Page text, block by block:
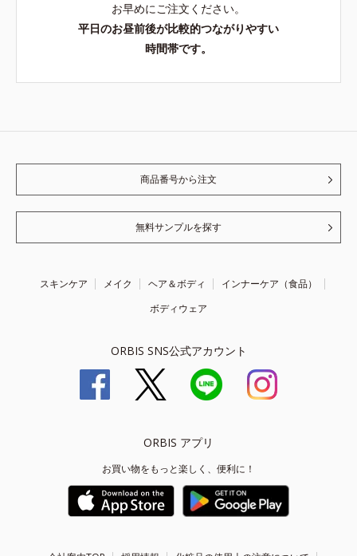
お早めにご注文ください。
平日のお昼前後が比較的つながりやすい
時間帯です。
商品番号から注文
無料サンプルを探す
スキンケア メイク ヘア＆ボディ
インナーケア（食品）
ボディウェア
ORBIS SNS公式アカウント
ORBIS アプリ
お買い物をもっと楽しく、便利に！